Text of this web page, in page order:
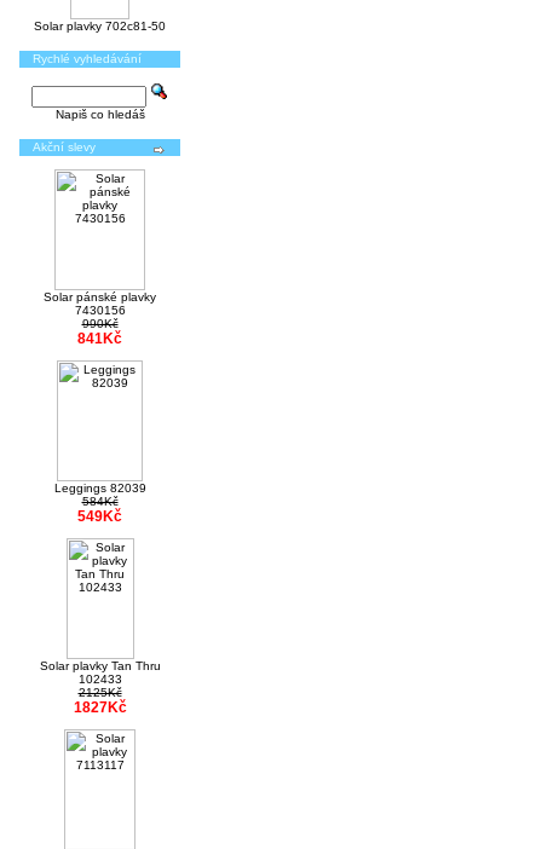
Solar plavky 702c81-50
Rychlé vyhledávání
Napiš co hledáš
Akční slevy
Solar pánské plavky
7430156
990Kč
841Kč
Leggings 82039
584Kč
549Kč
Solar plavky Tan Thru
102433
2125Kč
1827Kč